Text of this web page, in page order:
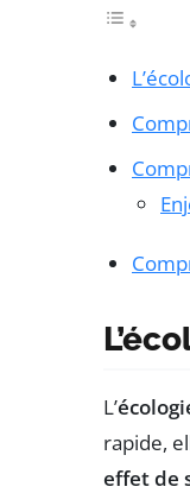
L’
rapide,
effet de